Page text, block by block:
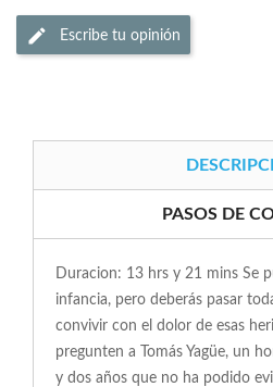
Escribe tu opinión
PASOS DE
Duracion: 13 hrs y 21 mins Se
infancia, pero deberás pasar
convivir con el dolor de esas
pregunten a Tomás Yagüe, un
y dos años que no ha podido